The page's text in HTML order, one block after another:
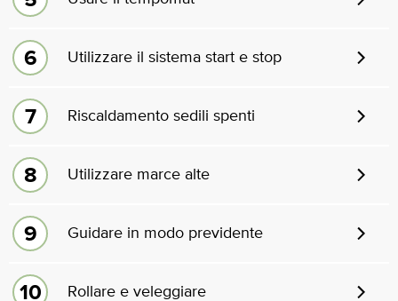
Utilizzare il sistema start e stop
Riscaldamento sedili spenti
Utilizzare marce alte
Guidare in modo previdente
Rollare e veleggiare